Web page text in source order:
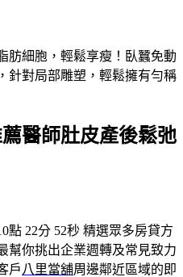
肪細胞，輕鬆享瘦！臥蠶免動
針對局部雕塑，輕鬆擁有勻稱
醫師肚皮產後鬆弛
點 22分 52秒 精選眾多房貸方
幫你挑出企業週轉及常見致力
戶 八里當舖周邊鄰近區域的即